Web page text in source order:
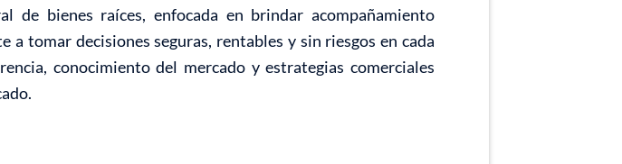
de bienes raíces, enfocada en brindar acompañamiento
tomar decisiones seguras, rentables y sin riesgos en cada
conocimiento del mercado y estrategias comerciales